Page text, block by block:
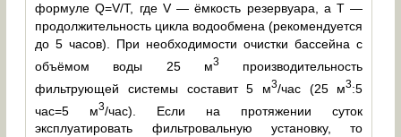
формуле Q=V/T, где V — ёмкость резервуара, а T —
продолжительность цикла водообмена (рекомендуется
до 5 часов). При необходимости очистки бассейна с
объёмом воды 25 м3
производительность
фильтрующей системы составит 5 м3/час (25 м3:5
час=5 м3/час). Если на протяжении суток
эксплуатировать фильтровальную установку, то